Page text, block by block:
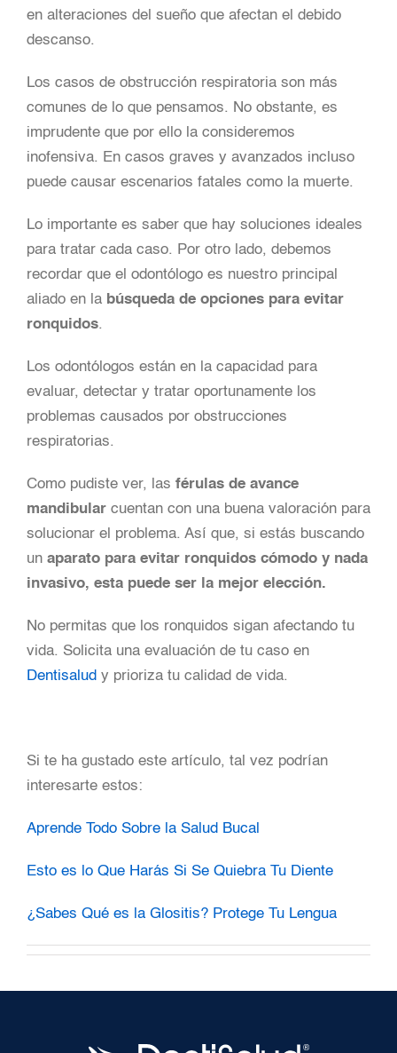
en alteraciones del sueño que afectan el debido
descanso.
Los casos de obstrucción respiratoria son más
comunes de lo que pensamos. No obstante, es
imprudente que por ello la consideremos
inofensiva. En casos graves y avanzados incluso
puede causar escenarios fatales como la muerte.
Lo importante es saber que hay soluciones ideales
para tratar cada caso. Por otro lado, debemos
recordar que el odontólogo es nuestro principal
aliado en la búsqueda de opciones para evitar
ronquidos.
Los odontólogos están en la capacidad para
evaluar, detectar y tratar oportunamente los
problemas causados por obstrucciones
respiratorias.
Como pudiste ver, las férulas de avance
mandibular cuentan con una buena valoración para
solucionar el problema. Así que, si estás buscando
un aparato para evitar ronquidos cómodo y nada
invasivo, esta puede ser la mejor elección.
No permitas que los ronquidos sigan afectando tu
vida. Solicita una evaluación de tu caso en
Dentisalud y prioriza tu calidad de vida.
Si te ha gustado este artículo, tal vez podrían
interesarte estos:
Aprende Todo Sobre la Salud Bucal
Esto es lo Que Harás Si Se Quiebra Tu Diente
¿Sabes Qué es la Glositis? Protege Tu Lengua